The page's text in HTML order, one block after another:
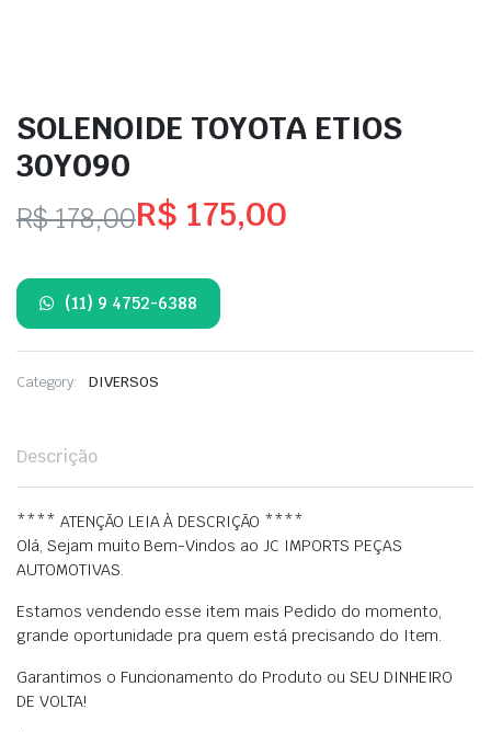
SOLENOIDE TOYOTA ETIOS
30Y090
R$178,00
preço
original
era:
R$ 175,00
preço
atual
é:
(11) 9 4752-6388
Category: DIVERSOS
Descrição
**** ATENÇÃO LEIA À DESCRIÇÃO ****
Olá, Sejam muito Bem-Vindos ao JC IMPORTS PEÇAS
AUTOMOTIVAS.
Estamos vendendo esse item mais Pedido do momento,
grande oportunidade pra quem está precisando do Item.
Garantimos o Funcionamento do Produto ou SEU DINHEIRO
DE VOLTA!